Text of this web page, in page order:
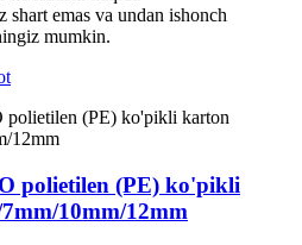
shart emas va undan ishonch
mumkin.
polietilen (PE) ko'pikli
10mm/12mm